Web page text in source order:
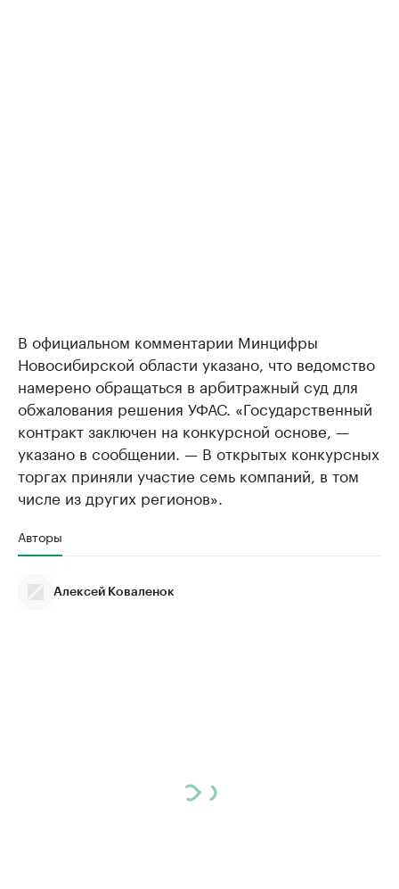
В официальном комментарии Минцифры
Новосибирской области указано, что ведомство
намерено обращаться в арбитражный суд для
обжалования решения УФАС. «Государственный
контракт заключен на конкурсной основе, —
указано в сообщении. — В открытых конкурсных
торгах приняли участие семь компаний, в том
числе из других регионов».
Авторы
Алексей Коваленок